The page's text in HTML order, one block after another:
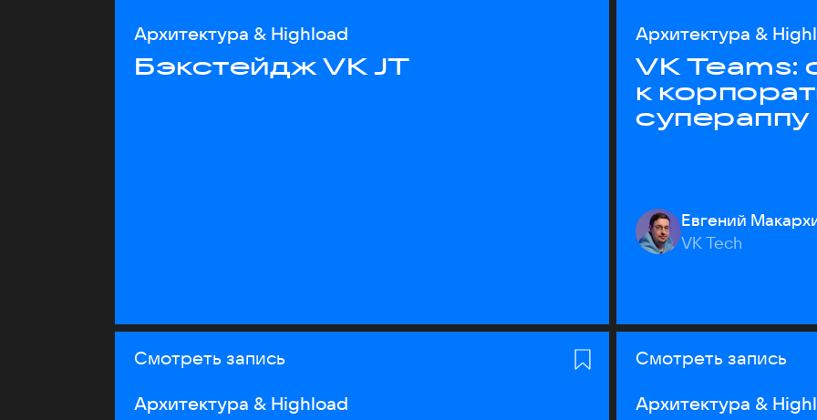
Архитектура & Highload
Бэкстейдж VK JT
Архитектура &
VK
к
супераппу
Евгений
VK Tech
Смотреть запись
Архитектура & Highload
Смотреть запись
Архитектура &